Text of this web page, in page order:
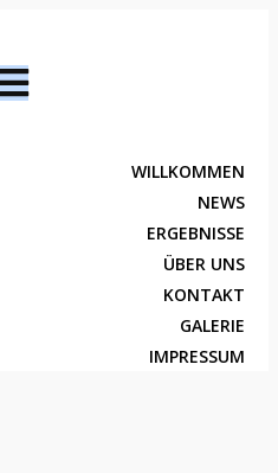
WILLKOMMEN
NEWS
ERGEBNISSE
ÜBER UNS
KONTAKT
GALERIE
IMPRESSUM